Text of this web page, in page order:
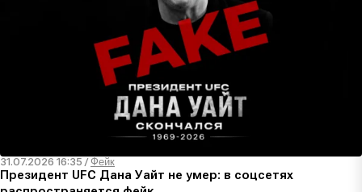
31.07.2026 16:35 /Фейк
Президент UFC Дана Уайт не умер: в соцсетях